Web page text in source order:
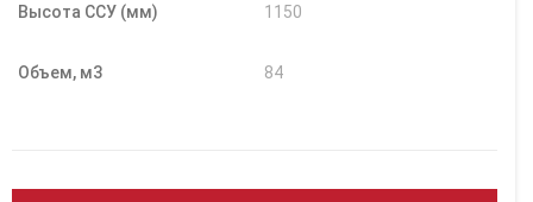
Высота ССУ (мм) 1150
Объем, м3 84